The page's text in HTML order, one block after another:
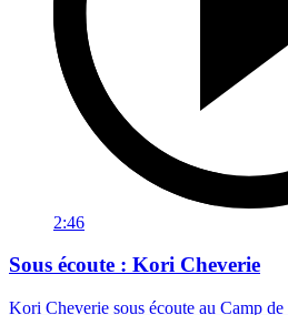
2:46
Sous écoute : Kori Cheverie
Kori Cheverie sous écoute au Camp